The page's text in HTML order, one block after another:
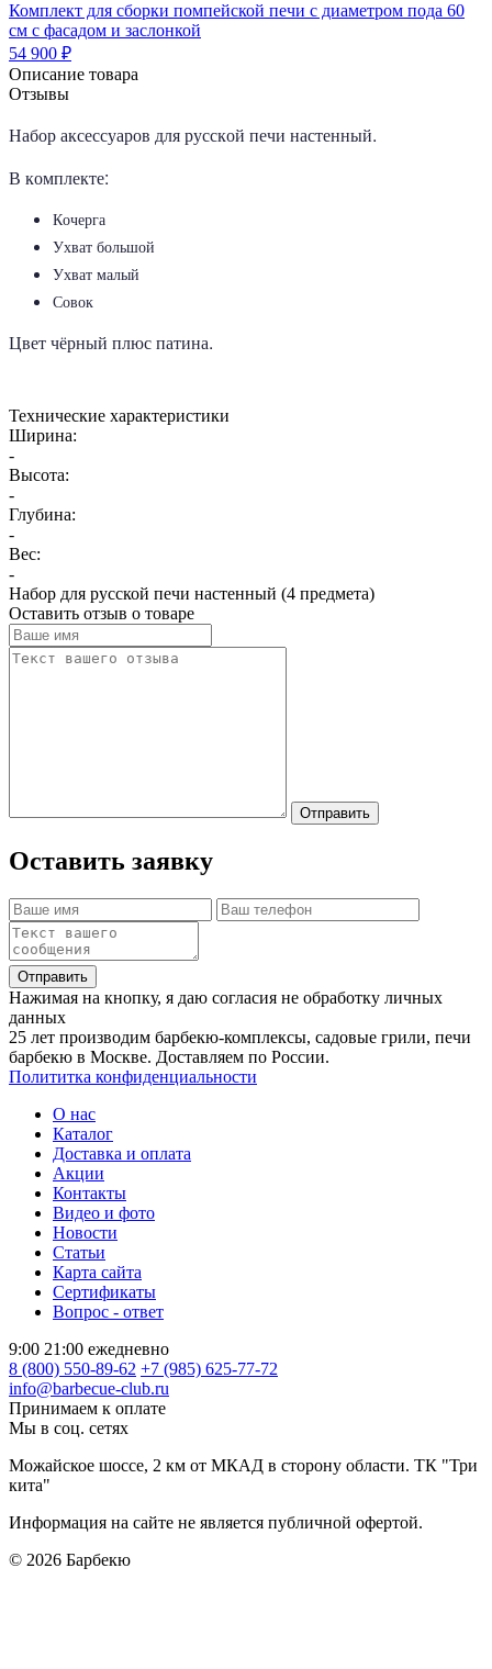
Комплект для сборки помпейской печи с диаметром пода 60
см с фасадом и заслонкой
54 900 ₽
Описание товара
Отзывы
Набор аксессуаров для русской печи настенный.
В комплекте:
Кочерга
Ухват большой
Ухват малый
Совок
Цвет чёрный плюс патина.
Технические характеристики
Ширина:
-
Высота:
-
Глубина:
-
Вес:
-
Набор для русской печи настенный (4 предмета)
Оставить отзыв о товаре
Отправить
Оставить заявку
Отправить
Нажимая на кнопку, я даю согласия не обработку личных
данных
25 лет производим барбекю-комплексы, садовые грили, печи
барбекю в Москве. Доставляем по России.
Полититка конфиденциальности
О нас
Каталог
Доставка и оплата
Акции
Контакты
Видео и фото
Новости
Статьи
Карта сайта
Сертификаты
Вопрос - ответ
9:00 21:00 ежедневно
8 (800) 550-89-62 +7 (985) 625-77-72
info@barbecue-club.ru
Принимаем к оплате
Мы в соц. сетях
Можайское шоссе, 2 км от МКАД в сторону области. ТК "Три
кита"
Информация на сайте не является публичной офертой.
© 2026 Барбекю